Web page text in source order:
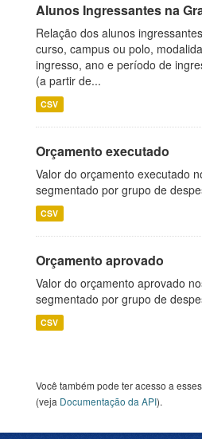
Alunos Ingressantes na
Relação dos alunos
curso, campus ou polo,
ingresso, ano e período de
(a partir de...
CSV
Orçamento executado
Valor do orçamento executado
segmentado por grupo de
CSV
Orçamento aprovado
Valor do orçamento aprovado
segmentado por grupo de
CSV
Você também pode ter acesso a
(veja Documentação da API).